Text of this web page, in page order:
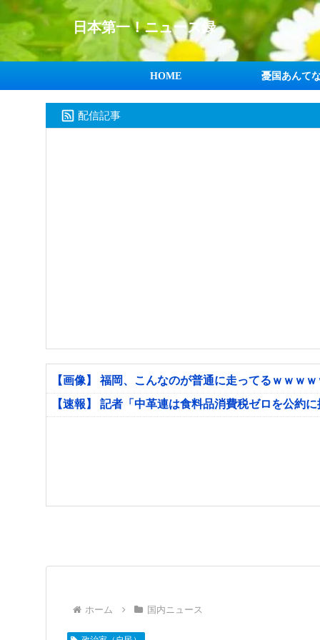
日本第一！ニュース録
HOME 憂国あんて
配信記事
【画像】 福岡、こんなのが普通に走ってるｗｗｗ
【速報】 記者「中革連は食料品消費税ゼロを公約
ホーム 国内ニュース